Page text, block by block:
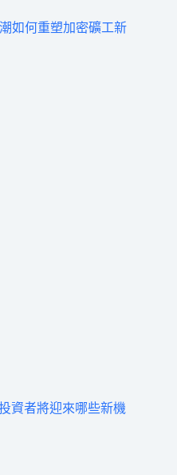
如何重塑加密礦工新
資者將迎來哪些新機